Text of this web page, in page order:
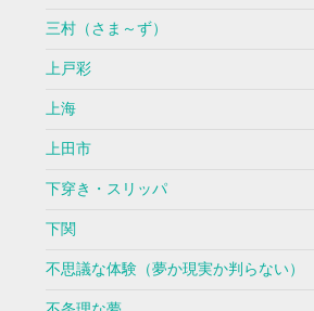
三村（さま～ず）
上戸彩
上海
上田市
下穿き・スリッパ
下関
不思議な体験（夢か現実か判らない）